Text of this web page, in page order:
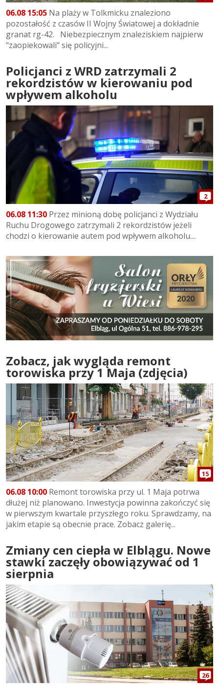
06.08 15:05 Na plaży w Tolkmicku znaleziono
pozostałość z czasów II Wojny Światowej a dokładnie
granat rg-42. Niebezpiecznym znaleziskiem najpierw
"zaopiekowali" się policyjni...
Policjanci z WRD zatrzymali 2
rekordzistów w kierowaniu pod
wpływem alkoholu
2
06.08 11:30 Przez minioną dobę policjanci z Wydziału
Ruchu Drogowego zatrzymali 2 rekordzistów jeżeli
chodzi o kierowanie autem pod wpływem alkoholu....
Zobacz, jak wygląda remont
torowiska przy 1 Maja (zdjęcia)
15
06.08 10:00 Remont torowiska przy ul. 1 Maja potrwa
dłużej niż planowano. Inwestycja powinna zakończyć się
w pierwszym kwartale przyszłego roku. Sprawdzamy, na
jakim etapie są obecnie prace. Zobacz galerię...
Zmiany cen ciepła w Elblągu. Nowe
stawki zaczęły obowiązywać od 1
sierpnia
26